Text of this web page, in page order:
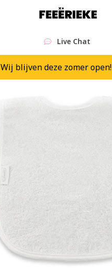
Live Chat
Wij blijven deze zomer open!